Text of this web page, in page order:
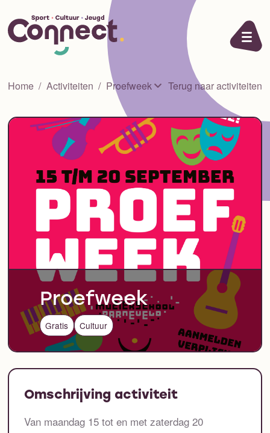
Ga naar de inhoud
Home Activiteiten Proefweek Terug naar activiteiten
Proefweek
Gratis Cultuur
Omschrijving activiteit
Van maandag 15 tot en met zaterdag 20